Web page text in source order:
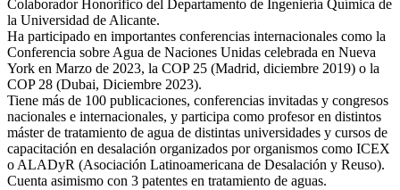
Colaborador Honorifico del Departamento de Ingeniería Química de
la Universidad de Alicante.
Ha participado en importantes conferencias internacionales como la
Conferencia sobre Agua de Naciones Unidas celebrada en Nueva
York en Marzo de 2023, la COP 25 (Madrid, diciembre 2019) o la
COP 28 (Dubai, Diciembre 2023).
Tiene más de 100 publicaciones, conferencias invitadas y congresos
nacionales e internacionales, y participa como profesor en distintos
máster de tratamiento de agua de distintas universidades y cursos de
capacitación en desalación organizados por organismos como ICEX
o ALADyR (Asociación Latinoamericana de Desalación y Reuso).
Cuenta asimismo con 3 patentes en tratamiento de aguas.